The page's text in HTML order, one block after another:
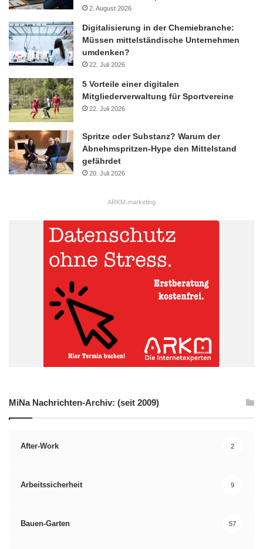
2. August 2026
Digitalisierung in der Chemiebranche:
Müssen mittelständische Unternehmen
umdenken?
22. Juli 2026
5 Vorteile einer digitalen
Mitgliederverwaltung für Sportvereine
22. Juli 2026
Spritze oder Substanz? Warum der
Abnehmspritzen-Hype den Mittelstand
gefährdet
20. Juli 2026
ARKM.marketing
MiNa Nachrichten-Archiv: (seit 2009)
After-Work 2
Arbeitssicherheit 9
Bauen-Garten 57